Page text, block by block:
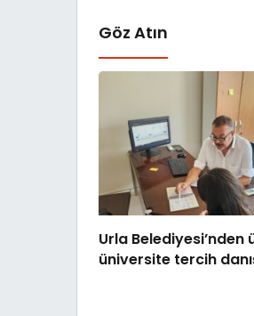
Göz Atın
Urla Belediyesi’nden
üniversite tercih